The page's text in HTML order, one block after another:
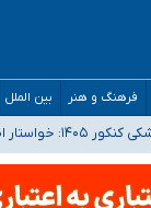
فرهنگ و هنر بین الملل
پاسخ مشخصی نگرفته‌ایم
صحنه عملیات و
و کرمان بالاتر از